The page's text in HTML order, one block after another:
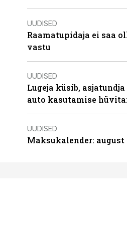
UUDISED
Raamatupidaja ei saa
vastu
UUDISED
Lugeja küsib,
auto kasutamise
UUDISED
Maksukalender: august